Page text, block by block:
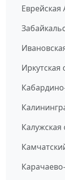
Еврейская
Иркутская
Калужская